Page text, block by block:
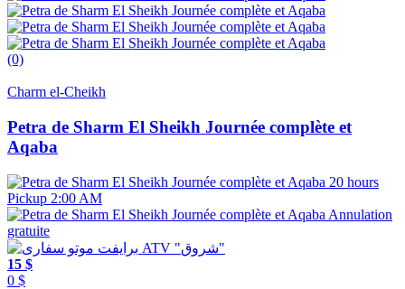
(0)
Charm el-Cheikh
Petra de Sharm El Sheikh Journée complète et
Aqaba
20 hours
Pickup 2:00 AM
Annulation
gratuite
15 $
0 $